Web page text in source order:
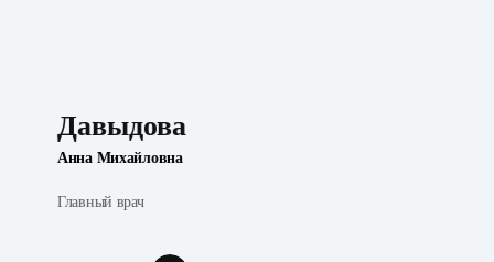
Давыдова
Анна Михайловна
Главный врач